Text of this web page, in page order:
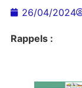
26/04/2024
Rappels :